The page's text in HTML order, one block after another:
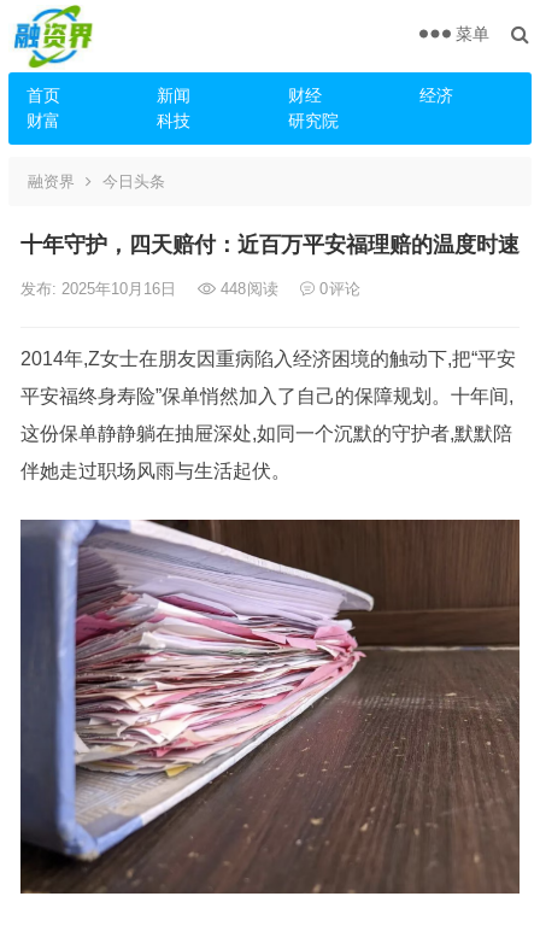
首页 新闻 财经
经济
财富
科技 研究院
菜单
融资界 今日头条
十年守护，四天赔付：近百万平安福理赔的温度时速
发布: 2025年10月16日 448阅读 0评论
2014年,Z女士在朋友因重病陷入经济困境的触动下,把“平安
平安福终身寿险”保单悄然加入了自己的保障规划。十年间,
这份保单静静躺在抽屉深处,如同一个沉默的守护者,默默陪
伴她走过职场风雨与生活起伏。